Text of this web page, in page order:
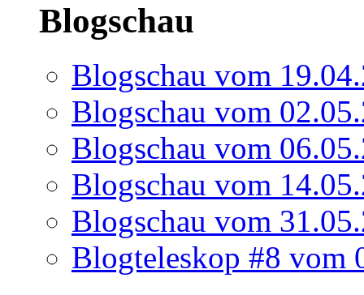
Blogschau
Blogschau vom
Blogschau vom
Blogschau vom
Blogschau vom
Blogschau vom
Blogteleskop #8 vom